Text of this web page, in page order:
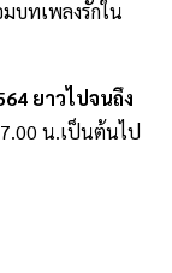
บทเพลงรักใน
ยาวไปจนถึง
น.เป็นต้นไป